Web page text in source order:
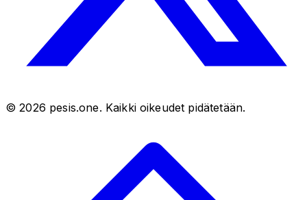
©2026 pesis.one. Kaikki oikeudet pidätetään.